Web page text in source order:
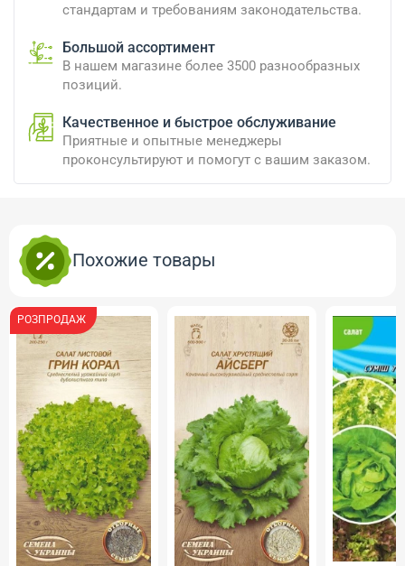
стандартам и требованиям законодательства.
Большой ассортимент
В нашем магазине более 3500 разнообразных
позиций.
Качественное и быстрое обслуживание
Приятные и опытные менеджеры
проконсультируют и помогут с вашим заказом.
Похожие товары
РОЗПРОДАЖ